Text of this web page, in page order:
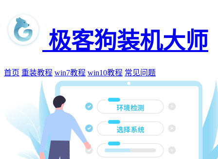
极客狗装机大师
首页 重装教程 win7教程 win10教程 常见问题